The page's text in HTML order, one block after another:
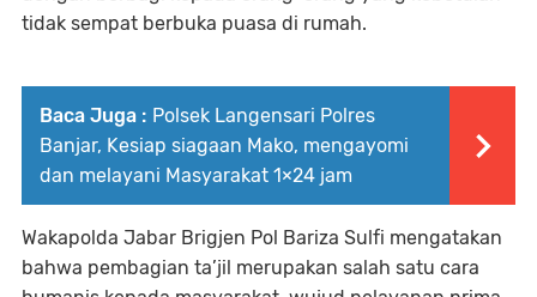
tidak sempat berbuka puasa di rumah.
Baca Juga : Polsek Langensari Polres
Banjar, Kesiap siagaan Mako, mengayomi
dan melayani Masyarakat 1×24 jam
Wakapolda Jabar Brigjen Pol Bariza Sulfi mengatakan
bahwa pembagian ta’jil merupakan salah satu cara